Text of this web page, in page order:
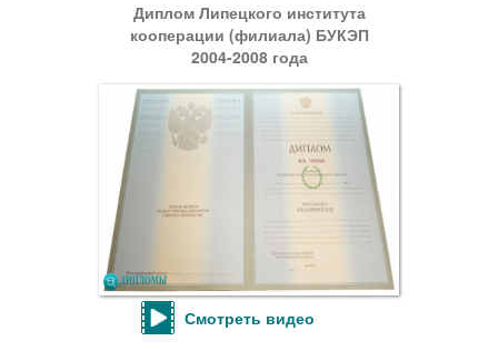
Диплом Липецкого института
кооперации (филиала) БУКЭП
2004-2008 года
Смотреть видео